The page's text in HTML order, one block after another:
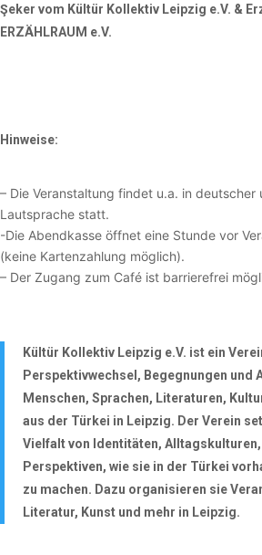
Şeker vom Kültür Kollektiv Leipzig e.V. &
ERZÄHLRAUM e.V.
Hinweise:
– Die Veranstaltung findet u.a. in deutscher
Lautsprache statt.
-Die Abendkasse öffnet eine Stunde vor
(keine Kartenzahlung möglich).
– Der Zugang zum Café ist barrierefrei
Kültür Kollektiv Leipzig e.V. ist ein
Perspektivwechsel, Begegnungen und
Menschen, Sprachen, Literaturen,
aus der Türkei in Leipzig. Der Verein
Vielfalt von Identitäten, Alltagskulturen,
Perspektiven, wie sie in der Türkei
zu machen. Dazu organisieren sie
Literatur, Kunst und mehr in Leipzig.